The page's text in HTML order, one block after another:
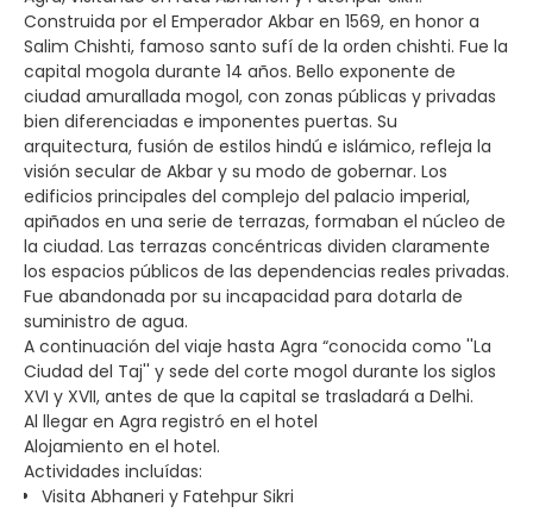
Construida por el Emperador Akbar en 1569, en honor a
Salim Chishti, famoso santo sufí de la orden chishti. Fue la
capital mogola durante 14 años. Bello exponente de
ciudad amurallada mogol, con zonas públicas y privadas
bien diferenciadas e imponentes puertas. Su
arquitectura, fusión de estilos hindú e islámico, refleja la
visión secular de Akbar y su modo de gobernar. Los
edificios principales del complejo del palacio imperial,
apiñados en una serie de terrazas, formaban el núcleo de
la ciudad. Las terrazas concéntricas dividen claramente
los espacios públicos de las dependencias reales privadas.
Fue abandonada por su incapacidad para dotarla de
suministro de agua.
A continuación del viaje hasta Agra “conocida como ''La
Ciudad del Taj'' y sede del corte mogol durante los siglos
XVI y XVII, antes de que la capital se trasladará a Delhi.
Al llegar en Agra registró en el hotel
Alojamiento en el hotel.
Actividades incluídas:
Visita Abhaneri y Fatehpur Sikri